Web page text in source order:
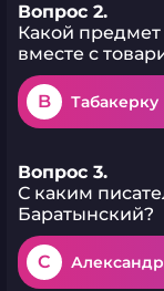
Вопрос 2.
Какой
вместе с
B Табакерку
Вопрос 3.
С каким
Баратынский?
C